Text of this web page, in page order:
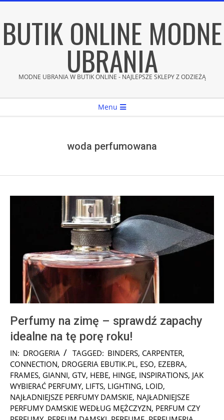
content
BUTIK ONLINE MODNE
UBRANIA
MODNE UBRANIA W BUTIK ONLINE - NAJLEPSZE SKLEPY Z ODZIEŻĄ
Menu
woda perfumowana
Perfumy na zimę – sprawdź zapachy
idealne na tę porę roku!
2024-
11-
25
IN: DROGERIA TAGGED: BINDERS, CARPENTER,
CONNECTION, DROGERIA EBUTIK.PL, ESO, EZEBRA,
FRAMES, GIANNI, GTV, HEBE, HINGE, INSPIRATIONS, JAK
WYBIERAĆ PERFUMY, LIFTS, LIGHTING, LOID,
NAJŁADNIEJSZE PERFUMY DAMSKIE, NAJŁADNIEJSZE
PERFUMY DAMSKIE WEDŁUG MĘŻCZYZN, PERFUM CZY